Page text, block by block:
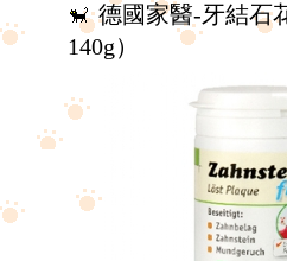
德國家醫-牙結石
140g）